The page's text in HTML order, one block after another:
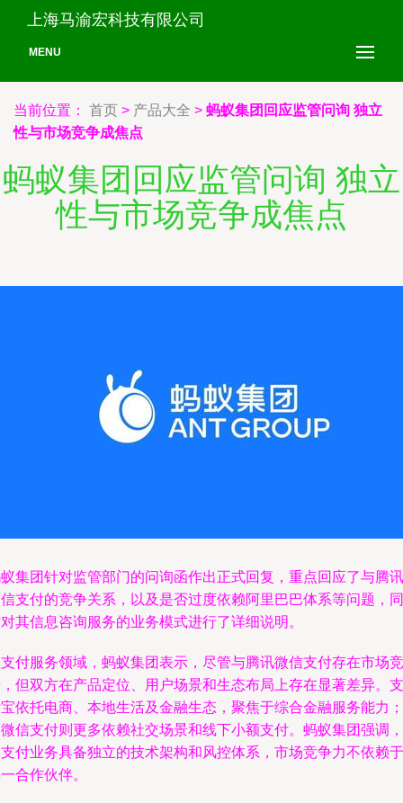
上海马渝宏科技有限公司
MENU
当前位置： 首页 > 产品大全 > 蚂蚁集团回应监管问询 独立
性与市场竞争成焦点
蚂蚁集团回应监管问询 独立
性与市场竞争成焦点
集团针对监管部门的问询函作出正式回复，重点回应了与腾讯
支付的竞争关系，以及是否过度依赖阿里巴巴体系等问题，同
其信息咨询服务的业务模式进行了详细说明。
付服务领域，蚂蚁集团表示，尽管与腾讯微信支付存在市场竞
但双方在产品定位、用户场景和生态布局上存在显著差异。支
依托电商、本地生活及金融生态，聚焦于综合金融服务能力；
信支付则更多依赖社交场景和线下小额支付。蚂蚁集团强调，
付业务具备独立的技术架构和风控体系，市场竞争力不依赖于
合作伙伴。